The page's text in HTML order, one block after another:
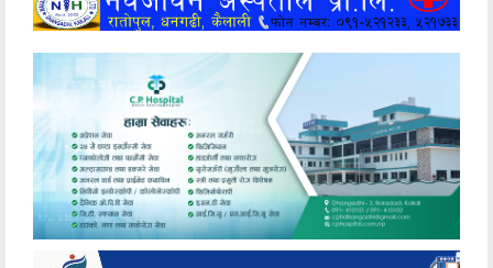
मनोरञ्जन
अन्य